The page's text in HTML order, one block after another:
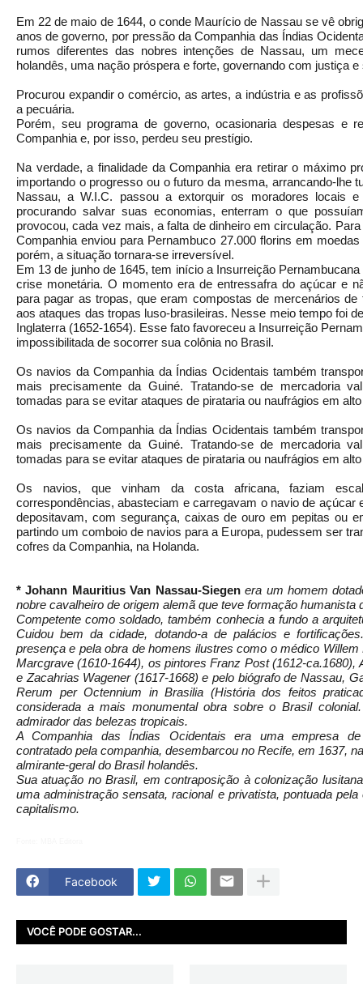
Em 22 de maio de 1644, o conde Maurício de Nassau se vê
anos de governo, por pressão da Companhia das Índias
rumos diferentes das nobres intenções de Nassau, um
holandês, uma nação próspera e forte, governando com justiça e
Procurou expandir o comércio, as artes, a indústria e as
a pecuária.
Porém, seu programa de governo, ocasionaria despesas e
Companhia e, por isso, perdeu seu prestígio.
Na verdade, a finalidade da Companhia era retirar o máximo
importando o progresso ou o futuro da mesma, arrancando-lhe
Nassau, a W.I.C. passou a extorquir os moradores locais
procurando salvar suas economias, enterram o que
provocou, cada vez mais, a falta de dinheiro em circulação.
Companhia enviou para Pernambuco 27.000 florins em
porém, a situação tornara-se irreversível.
Em 13 de junho de 1645, tem início a Insurreição
crise monetária. O momento era de entressafra do açúcar e
para pagar as tropas, que eram compostas de mercenários
aos ataques das tropas luso-brasileiras. Nesse meio tempo foi
Inglaterra (1652-1654). Esse fato favoreceu a Insurreição
impossibilitada de socorrer sua colônia no Brasil.
Os navios da Companhia da Índias Ocidentais também
mais precisamente da Guiné. Tratando-se de mercadoria
tomadas para se evitar ataques de pirataria ou naufrágios em
Os navios da Companhia da Índias Ocidentais também
mais precisamente da Guiné. Tratando-se de mercadoria
tomadas para se evitar ataques de pirataria ou naufrágios em
Os navios, que vinham da costa africana, faziam
correspondências, abasteciam e carregavam o navio de açúcar
depositavam, com segurança, caixas de ouro em pepitas ou
partindo um comboio de navios para a Europa, pudessem ser
cofres da Companhia, na Holanda.
* Johann Mauritius Van Nassau-Siegen era um homem
nobre cavalheiro de origem alemã que teve formação humanista
Competente como soldado, também conhecia a fundo a
Cuidou bem da cidade, dotando-a de palácios e
presença e pela obra de homens ilustres como o médico
Marcgrave (1610-1644), os pintores Franz Post (1612-ca.1680),
e Zacahrias Wagener (1617-1668) e pelo biógrafo de Nassau,
Rerum per Octennium in Brasilia (História dos feitos
considerada a mais monumental obra sobre o Brasil
admirador das belezas tropicais.
A Companhia das Índias Ocidentais era uma empresa
contratado pela companhia, desembarcou no Recife, em 1637,
almirante-geral do Brasil holandês.
Sua atuação no Brasil, em contraposição à colonização
uma administração sensata, racional e privatista, pontuada
capitalismo.
Facebook
VOCÊ PODE GOSTAR...